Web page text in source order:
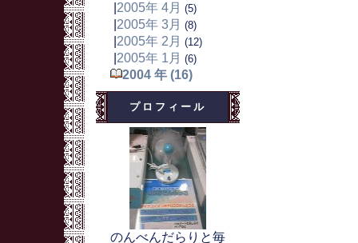
2005年 4月 (5)
2005年 3月 (8)
2005年 2月 (12)
2005年 1月 (6)
2004 年 (16)
プロフィール
のんべんだらりと毎